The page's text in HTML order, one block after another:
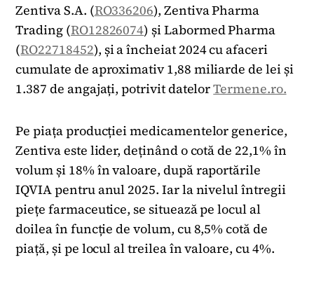
Zentiva S.A. (RO336206), Zentiva Pharma
Trading (RO12826074) și Labormed Pharma
(RO22718452), și a încheiat 2024 cu afaceri
cumulate de aproximativ 1,88 miliarde de lei și
1.387 de angajați, potrivit datelorTermene.ro.
Pe piața producției medicamentelor generice,
Zentiva este lider, deținând o cotă de 22,1% în
volum și 18% în valoare, după raportările
IQVIA pentru anul 2025. Iar la nivelul întregii
piețe farmaceutice, se situează pe locul al
doilea în funcție de volum, cu 8,5% cotă de
piață, și pe locul al treilea în valoare, cu 4%.